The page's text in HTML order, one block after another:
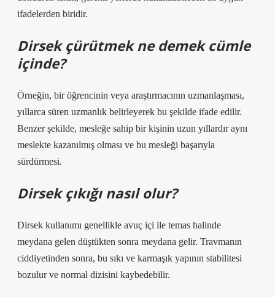
ifadelerden biridir.
Dirsek çürütmek ne demek cümle
içinde?
Örneğin, bir öğrencinin veya araştırmacının uzmanlaşması,
yıllarca süren uzmanlık belirleyerek bu şekilde ifade edilir.
Benzer şekilde, mesleğe sahip bir kişinin uzun yıllardır aynı
meslekte kazanılmış olması ve bu mesleği başarıyla
sürdürmesi.
Dirsek çıkığı nasıl olur?
Dirsek kullanımı genellikle avuç içi ile temas halinde
meydana gelen düştükten sonra meydana gelir. Travmanın
ciddiyetinden sonra, bu sıkı ve karmaşık yapının stabilitesi
bozulur ve normal dizisini kaybedebilir.